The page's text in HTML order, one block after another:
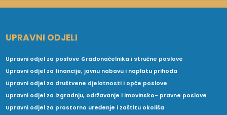
UPRAVNI ODJELI
Upravni odjel za poslove Gradonačelnika i stručne poslove
Upravni odjel za financije, javnu nabavu i naplatu prihoda
Upravni odjel za društvene djelatnosti i opće poslove
Upravni odjel za izgradnju, održavanje i imovinsko- pravne poslove
Upravni odjel za prostorno uređenje i zaštitu okoliša